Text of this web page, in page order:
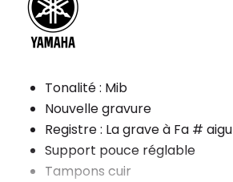
Tonalité : Mib
Nouvelle gravure
Registre : La grave à Fa # aigu
Support pouce réglable
Tampons cuir